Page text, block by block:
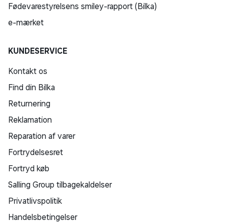
Fødevarestyrelsens smiley-rapport (Bilka)
e-mærket
KUNDESERVICE
Kontakt os
Find din Bilka
Returnering
Reklamation
Reparation af varer
Fortrydelsesret
Fortryd køb
Salling Group tilbagekaldelser
Privatlivspolitik
Handelsbetingelser